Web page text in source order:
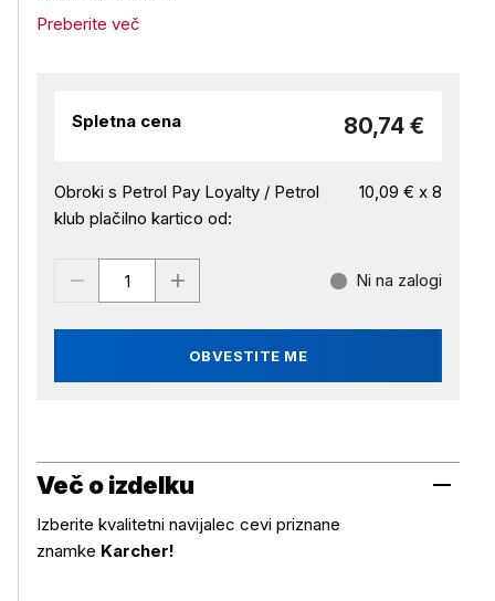
Preberite več
Spletna cena 80,74 €
Obroki s Petrol Pay Loyalty / Petrol
klub plačilno kartico od:
10,09 € x 8
OBVESTITE ME
Ni na zalogi
Več o izdelku
Izberite kvalitetni navijalec cevi priznane
znamke Karcher!